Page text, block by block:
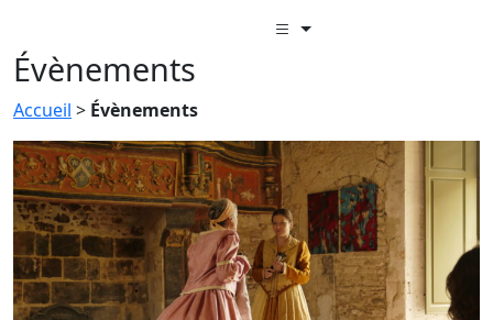
Évènements
Accueil > Évènements